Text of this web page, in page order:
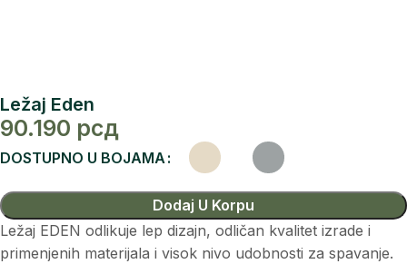
Ležaj Eden
90.190 рсд
DOSTUPNO U BOJAMA
Dodaj U Korpu
Ležaj EDEN odlikuje lep dizajn, odličan kvalitet izrade i
primenjenih materijala i visok nivo udobnosti za spavanje.